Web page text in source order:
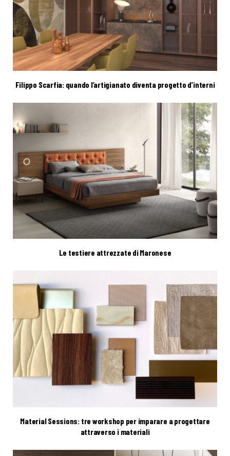
Filippo Scarfia: quando l’artigianato diventa progetto d’interni
Le testiere attrezzate di Maronese
Material Sessions: tre workshop per imparare a progettare
attraverso i materiali